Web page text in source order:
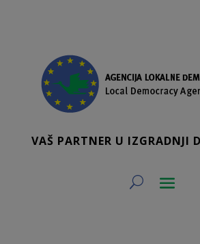
VAŠ PARTNER U IZGRADNJI